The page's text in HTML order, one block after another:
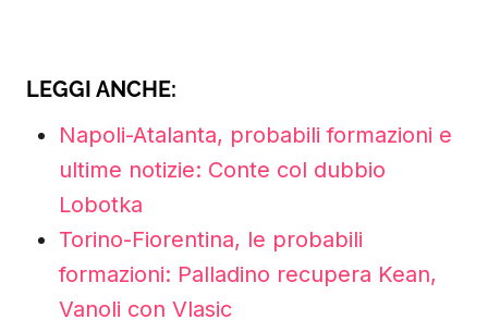
LEGGI ANCHE:
Napoli-Atalanta, probabili formazioni e
ultime notizie: Conte col dubbio
Lobotka
Torino-Fiorentina, le probabili
formazioni: Palladino recupera Kean,
Vanoli con Vlasic